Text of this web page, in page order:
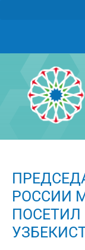
РОССИИ
ПОСЕТИЛ